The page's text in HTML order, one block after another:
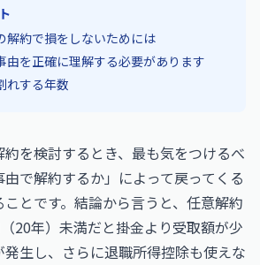
解約で損をしないためには
由を正確に理解する必要があります
れする年数
を検討するとき、最も気をつけるべ
で解約するか」によって戻ってくる
とです。結論から言うと、任意解約
20年）未満だと掛金より受取額が少
生し、さらに退職所得控除も使えな